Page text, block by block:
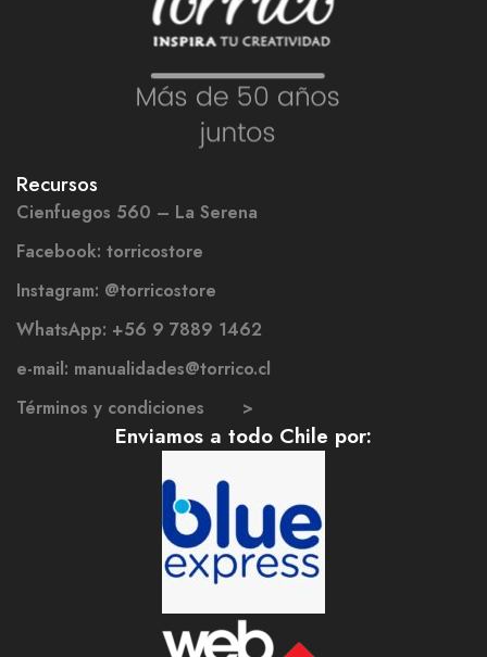
Recursos
Cienfuegos 560 – La Serena
Facebook: torricostore
Instagram: @torricostore
WhatsApp: +56 9 7889 1462
e-mail: manualidades@torrico.cl
Términos y condiciones >
Enviamos a todo Chile por: